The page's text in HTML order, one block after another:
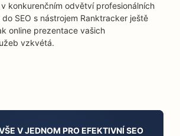
konkurenčním odvětví profesionálních
SEO s nástrojem Ranktracker ještě
online prezentace vašich
vzkvétá.
V JEDNOM PRO EFEKTIVNÍ SEO